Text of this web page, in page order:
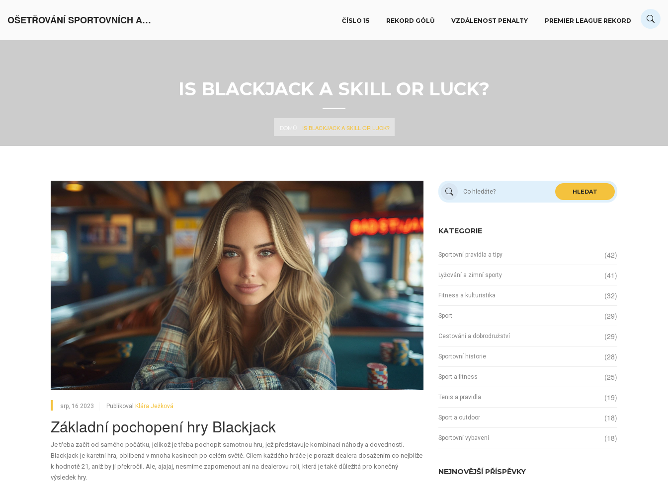
OŠETŘOVÁNÍ SPORTOVNÍCH AKTIVIT V EVROPĚ ČÍSLO 15 REKORD GÓLŮ VZDÁLENOST PENALTY PREMIER LEAGUE REKORD
IS BLACKJACK A SKILL OR LUCK?
DOMŮ IS BLACKJACK A SKILL OR LUCK?
srp, 16 2023 Publikoval Klára Ježková
Základní pochopení hry Blackjack
Je třeba začít od samého počátku, jelikož je třeba pochopit samotnou hru, jež představuje kombinaci náhody a dovednosti.
Blackjack je karetní hra, oblíbená v mnoha kasinech po celém světě. Cílem každého hráče je porazit dealera dosažením co nejblíže
k hodnotě 21, aniž by ji překročil. Ale, ajajaj, nesmíme zapomenout ani na dealerovu roli, která je také důležitá pro konečný
výsledek hry.
HLEDAT
KATEGORIE
Sportovní pravidla a tipy (42)
Lyžování a zimní sporty (41)
Fitness a kulturistika (32)
Sport (29)
Cestování a dobrodružství (29)
Sportovní historie (28)
Sport a fitness (25)
Tenis a pravidla (19)
Sport a outdoor (18)
Sportovní vybavení (18)
NEJNOVĚJŠÍ PŘÍSPĚVKY